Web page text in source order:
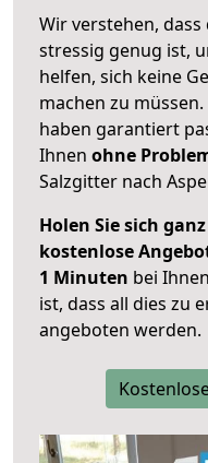
Wir verstehen,
stressig genug ist,
helfen, sich keine
machen zu
haben garantiert
Ihnen ohne
Salzgitter nach
Holen Sie sich
kostenlose
1 Minuten bei
ist, dass all dies zu
angeboten werden.